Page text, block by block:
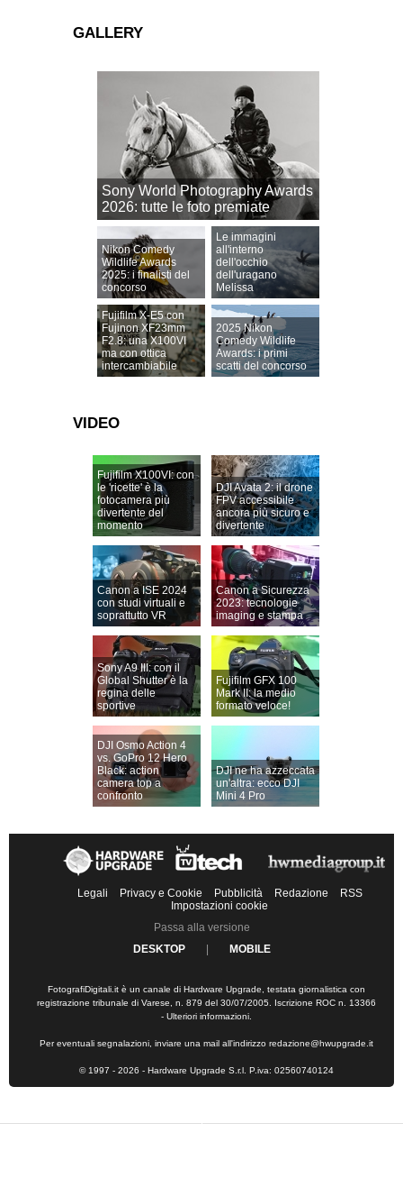
GALLERY
Sony World Photography Awards
2026: tutte le foto premiate
Nikon Comedy
Wildlife Awards
2025: i finalisti del
concorso
Le immagini
all'interno
dell'occhio
dell'uragano
Melissa
Fujifilm X-E5 con
Fujinon XF23mm
F2.8: una X100VI
ma con ottica
intercambiabile
2025 Nikon
Comedy Wildlife
Awards: i primi
scatti del concorso
VIDEO
Fujifilm X100VI: con
le 'ricette' è la
fotocamera più
divertente del
momento
DJI Avata 2: il drone
FPV accessibile
ancora più sicuro e
divertente
Canon a ISE 2024
con studi virtuali e
soprattutto VR
Canon a Sicurezza
2023: tecnologie
imaging e stampa
Sony A9 III: con il
Global Shutter è la
regina delle
sportive
Fujifilm GFX 100
Mark II: la medio
formato veloce!
DJI Osmo Action 4
vs. GoPro 12 Hero
Black: action
camera top a
confronto
DJI ne ha azzeccata
un'altra: ecco DJI
Mini 4 Pro
Legali Privacy e Cookie Pubblicità Redazione
RSS
Impostazioni cookie
Passa alla versione
DESKTOP
MOBILE
FotografiDigitali.it è un canale di Hardware Upgrade, testata giornalistica con
registrazione tribunale di Varese, n. 879 del 30/07/2005. Iscrizione ROC n. 13366
- Ulteriori informazioni.
Per eventuali segnalazioni, inviare una mail all'indirizzo redazione@hwupgrade.it
© 1997 - 2026 - Hardware Upgrade S.r.l. P.iva: 02560740124